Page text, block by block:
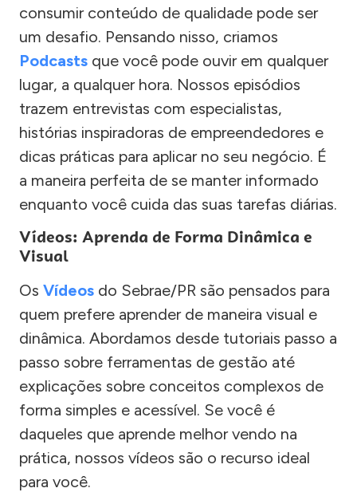
consumir conteúdo de qualidade pode ser
um desafio. Pensando nisso, criamos
Podcasts que você pode ouvir em qualquer
lugar, a qualquer hora. Nossos episódios
trazem entrevistas com especialistas,
histórias inspiradoras de empreendedores e
dicas práticas para aplicar no seu negócio. É
a maneira perfeita de se manter informado
enquanto você cuida das suas tarefas diárias.
Vídeos: Aprenda de Forma Dinâmica e
Visual
Os Vídeos do Sebrae/PR são pensados para
quem prefere aprender de maneira visual e
dinâmica. Abordamos desde tutoriais passo a
passo sobre ferramentas de gestão até
explicações sobre conceitos complexos de
forma simples e acessível. Se você é
daqueles que aprende melhor vendo na
prática, nossos vídeos são o recurso ideal
para você.